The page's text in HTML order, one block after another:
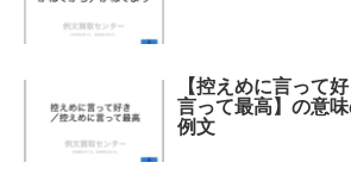
【控えめに言って
言って最高】の意
例文